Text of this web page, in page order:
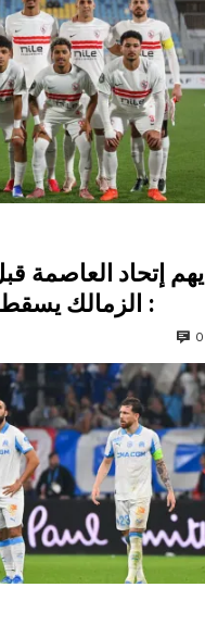
يهم إتحاد العاصمة
0